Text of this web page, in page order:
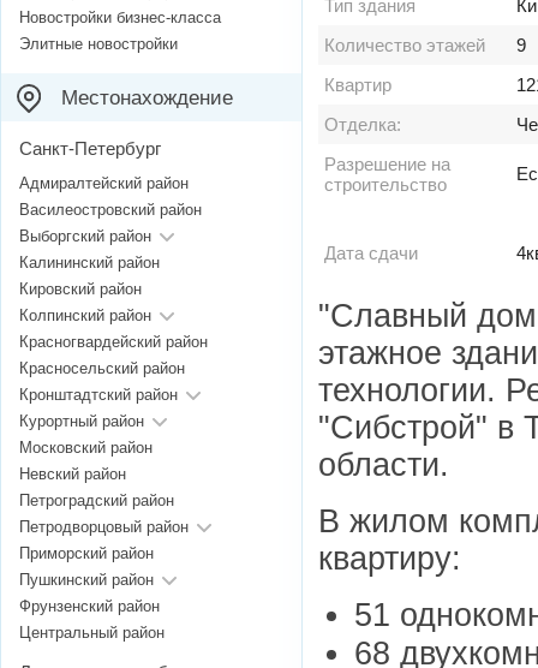
Тип здания
Количество этажей
9
Квартир
Отделка:
Разрешение на
строительство
Дата сдачи
"Славный
этажное
технологии.
"Сибстрой" в
области.
В жилом
квартиру:
51
68
Новостройки бизнес-класса
Элитные новостройки
Местонахождение
Санкт-Петербург
Адмиралтейский район
Василеостровский район
Выборгский район
Калининский район
Кировский район
Колпинский район
Красногвардейский район
Красносельский район
Кронштадтский район
Курортный район
Московский район
Невский район
Петроградский район
Петродворцовый район
Приморский район
Пушкинский район
Фрунзенский район
Центральный район